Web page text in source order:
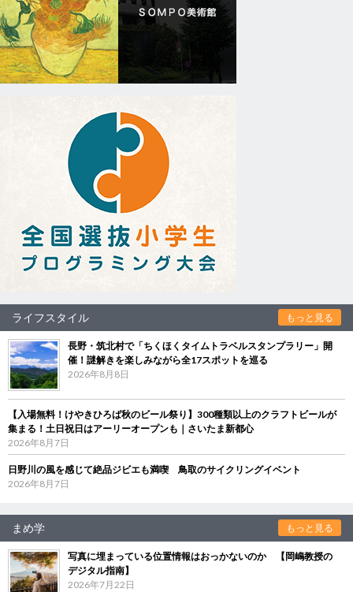
ライフスタイル もっと見る
長野・筑北村で「ちくほくタイムトラベルスタンプラリー」開
催！謎解きを楽しみながら全17スポットを巡る
2026年8月8日
【入場無料！けやきひろば秋のビール祭り】300種類以上のクラフトビールが
集まる！土日祝日はアーリーオープンも｜さいたま新都心
2026年8月7日
日野川の風を感じて絶品ジビエも満喫 鳥取のサイクリングイベント
2026年8月7日
まめ学 もっと見る
写真に埋まっている位置情報はおっかないのか 【岡嶋教授の
デジタル指南】
2026年7月22日